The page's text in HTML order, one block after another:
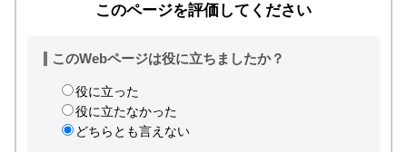
このページを評価してください
このWebページは役に立ちましたか？
役に立った
役に立たなかった
どちらとも言えない